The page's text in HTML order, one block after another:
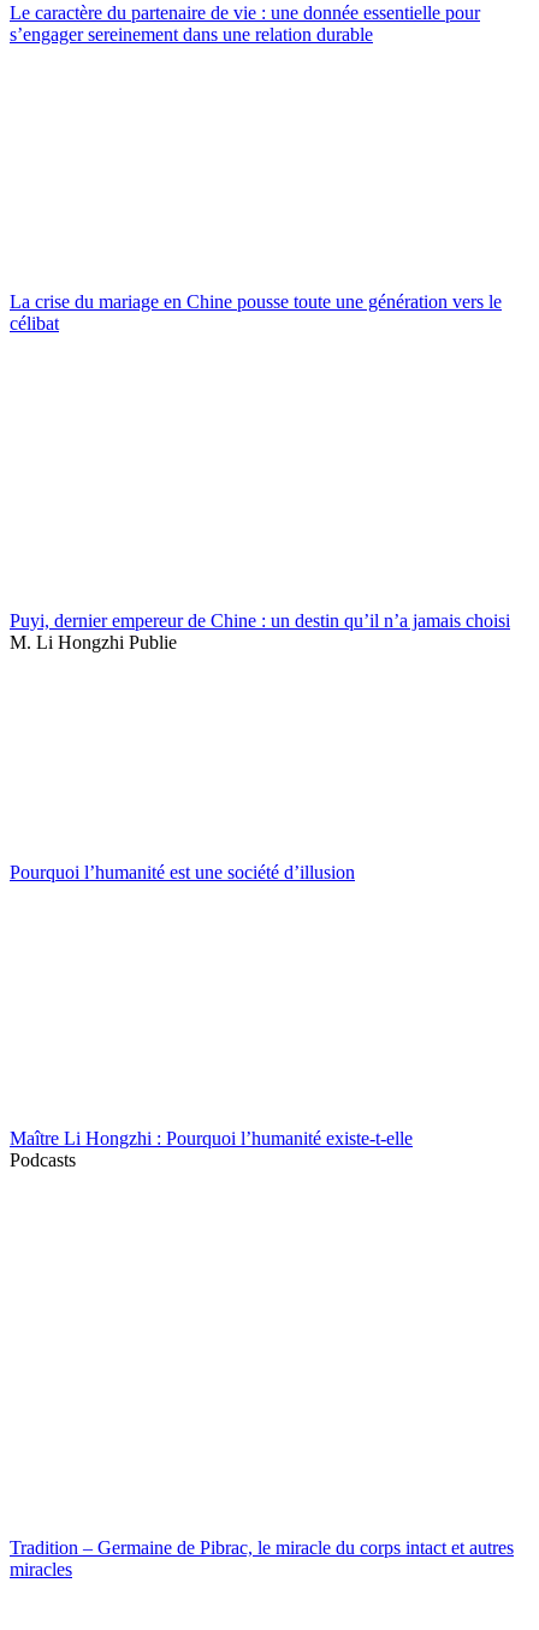
Le caractère du partenaire de vie : une donnée essentielle pour
s’engager sereinement dans une relation durable
La crise du mariage en Chine pousse toute une génération vers le
célibat
Puyi, dernier empereur de Chine : un destin qu’il n’a jamais choisi
M. Li Hongzhi Publie
Pourquoi l’humanité est une société d’illusion
Maître Li Hongzhi : Pourquoi l’humanité existe-t-elle
Podcasts
Tradition – Germaine de Pibrac, le miracle du corps intact et autres
miracles